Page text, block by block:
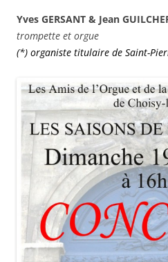
Yves GERSANT & Jean
trompette et orgue
(*) organiste titulaire de Saint-